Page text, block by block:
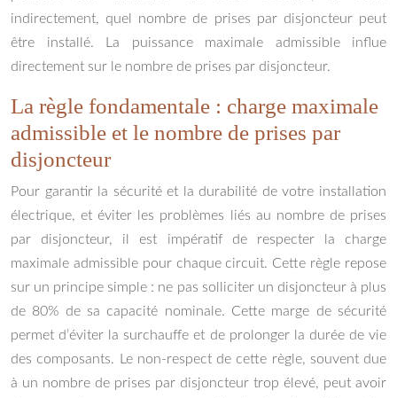
indirectement, quel nombre de prises par disjoncteur peut
être installé. La puissance maximale admissible influe
directement sur le nombre de prises par disjoncteur.
La règle fondamentale : charge maximale
admissible et le nombre de prises par
disjoncteur
Pour garantir la sécurité et la durabilité de votre installation
électrique, et éviter les problèmes liés au nombre de prises
par disjoncteur, il est impératif de respecter la charge
maximale admissible pour chaque circuit. Cette règle repose
sur un principe simple : ne pas solliciter un disjoncteur à plus
de 80% de sa capacité nominale. Cette marge de sécurité
permet d’éviter la surchauffe et de prolonger la durée de vie
des composants. Le non-respect de cette règle, souvent due
à un nombre de prises par disjoncteur trop élevé, peut avoir